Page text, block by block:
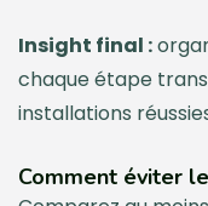
Insight final :
chaque étape
installations
Comment éviter